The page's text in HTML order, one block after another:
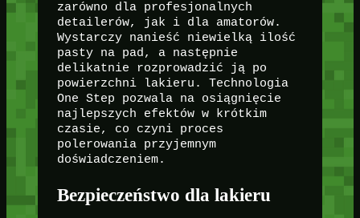
zarówno dla profesjonalnych
detailerów, jak i dla amatorów.
Wystarczy nanieść niewielką ilość
pasty na pad, a następnie
delikatnie rozprowadzić ją po
powierzchni lakieru. Technologia
One Step pozwala na osiągnięcie
najlepszych efektów w krótkim
czasie, co czyni proces
polerowania przyjemnym
doświadczeniem.
Bezpieczeństwo dla lakieru